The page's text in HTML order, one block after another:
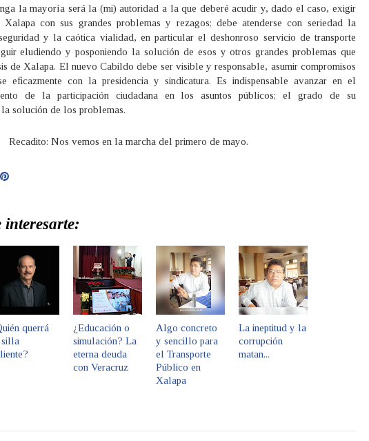
la mayoría será la (mi) autoridad a la que deberé acudir y, dado el caso, exigir
Xalapa con sus grandes problemas y rezagos; debe atenderse con seriedad la
y la caótica vialidad, en particular el deshonroso servicio de transporte
eludiendo y posponiendo la solución de esos y otros grandes problemas que
de Xalapa. El nuevo Cabildo debe ser visible y responsable, asumir compromisos
eficazmente con la presidencia y sindicatura. Es indispensable avanzar en el
de la participación ciudadana en los asuntos públicos; el grado de su
solución de los problemas.
Recadito: Nos vemos en la marcha del primero de mayo.
interesarte:
querrá
¿Educación o
simulación? La
eterna deuda
con Veracruz
Algo concreto
y sencillo para
el Transporte
Público en
Xalapa
La ineptitud y la
corrupción
matan...